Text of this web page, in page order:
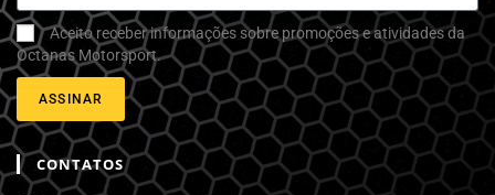
Aceito receber informações sobre promoções e atividades da
Octanas Motorsport.
ASSINAR
CONTATOS